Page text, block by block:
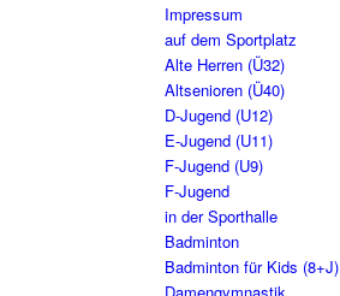
Impressum
auf dem Sportplatz
Alte Herren (Ü32)
Altsenioren (Ü40)
D-Jugend (U12)
E-Jugend (U11)
F-Jugend (U9)
F-Jugend
in der Sporthalle
Badminton
Badminton für Kids (8+J)